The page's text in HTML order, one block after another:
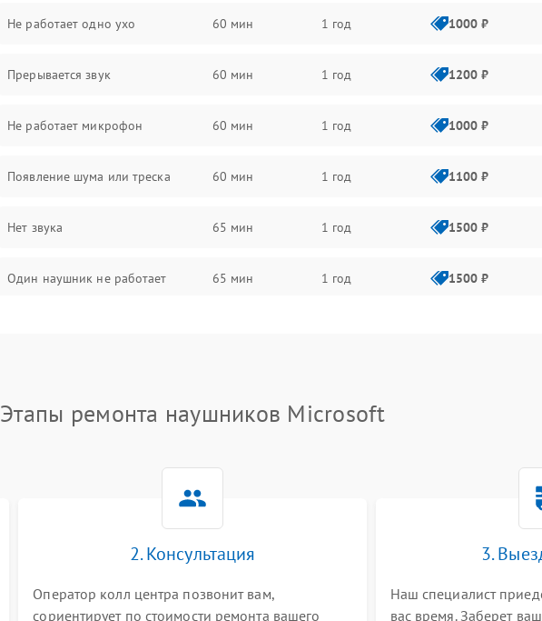
Не работает одно ухо 60 мин 1 год 1000 ₽
Прерывается звук 60 мин 1 год 1200 ₽
Не работает микрофон 60 мин 1 год 1000 ₽
Появление шума или треска 60 мин 1 год 1100 ₽
Нет звука 65 мин 1 год 1500 ₽
Один наушник не работает 65 мин 1 год 1500 ₽
Этапы ремонта наушников Microsoft
2. Консультация
Оператор колл центра позвонит вам,
сориентирует по стоимости ремонта вашего
3.
Наш специалист
вас время. Заберет